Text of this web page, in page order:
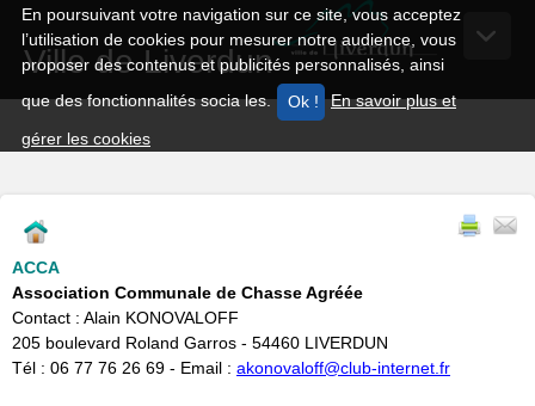
En poursuivant votre navigation sur ce site, vous acceptez
l’utilisation de cookies pour mesurer notre audience, vous
proposer des contenus et publicités personnalisés, ainsi
que des fonctionnalités socia les.
En savoir plus et
gérer les cookies
Ville de Liverdun
ACCA
Association Communale de Chasse Agréée
Contact : Alain KONOVALOFF
205 boulevard Roland Garros - 54460 LIVERDUN
Tél : 06 77 76 26 69 - Email : akonovaloff@club-internet.fr